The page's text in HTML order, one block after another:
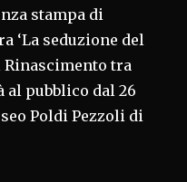
stampa di
‘La seduzione del
Rinascimento tra
al pubblico dal 26
Poldi Pezzoli di